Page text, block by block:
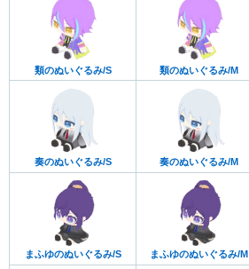
類のぬいぐるみ/S 類のぬいぐるみ/M
奏のぬいぐるみ/S 奏のぬいぐるみ/M
まふゆのぬいぐるみ/S まふゆのぬいぐるみ/M